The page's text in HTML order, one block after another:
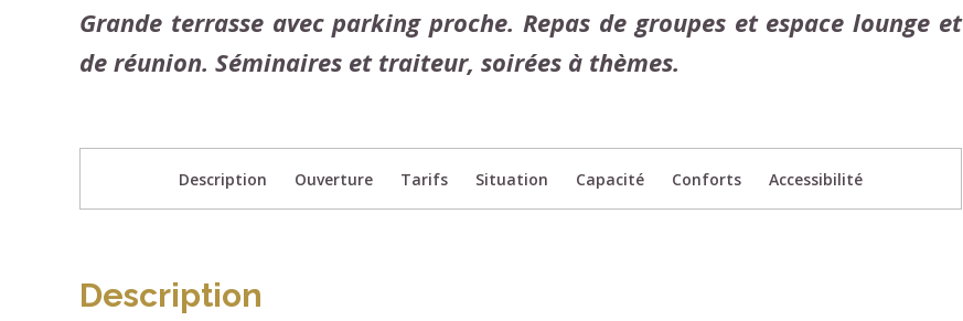
Grande terrasse avec parking proche. Repas de groupes et espace lounge et
de réunion. Séminaires et traiteur, soirées à thèmes.
Description Ouverture Tarifs Situation Capacité Conforts Accessibilité
Description